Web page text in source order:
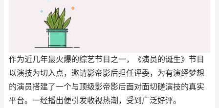
作为近几年最火爆的综艺节目之一，《演员的诞生》节目
以演技为切入点，邀请影帝影后担任评委，为有演绎梦想
的演员搭建了一个与顶级影帝影后面对面切磋演技的真实
平台。一经播出便引发收视热潮，受到广泛好评。